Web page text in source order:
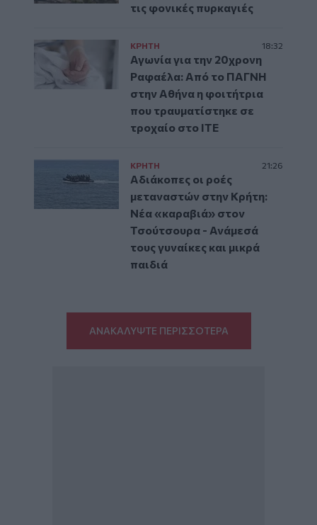
τις φονικές πυρκαγιές
ΚΡΗΤΗ 18:32
Αγωνία για την 20χρονη
Ραφαέλα: Από το ΠΑΓΝΗ
στην Αθήνα η φοιτήτρια
που τραυματίστηκε σε
τροχαίο στο ΙΤΕ
ΚΡΗΤΗ 21:26
Αδιάκοπες οι ροές
μεταναστών στην Κρήτη:
Νέα «καραβιά» στον
Τσούτσουρα - Ανάμεσά
τους γυναίκες και μικρά
παιδιά
ΑΝΑΚΑΛΥΨΤΕ ΠΕΡΙΣΣΟΤΕΡΑ